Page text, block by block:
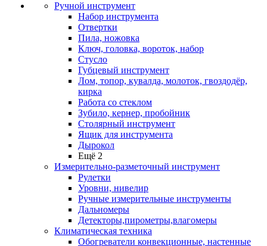
Ручной инструмент
Набор инструмента
Отвертки
Пила, ножовка
Ключ, головка, вороток, набор
Стусло
Губцевый инструмент
Лом, топор, кувалда, молоток, гвоздодёр,
кирка
Работа со стеклом
Зубило, кернер, пробойник
Столярный инструмент
Ящик для инструмента
Дырокол
Ещё 2
Измерительно-разметочный инструмент
Рулетки
Уровни, нивелир
Ручные измерительные инструменты
Дальномеры
Детекторы,пирометры,влагомеры
Климатическая техника
Обогреватели конвекционные, настенные